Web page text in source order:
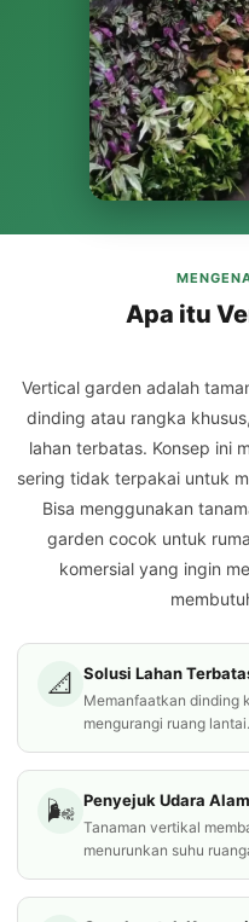
Apa itu
Vertical garden adalah
dinding atau rangka
lahan terbatas. Konsep ini
sering tidak terpakai untuk
Bisa menggunakan
garden cocok untuk
komersial yang ingin
📐 Solusi Lahan
Memanfaatkan dinding
mengurangi ruang lantai.
🌬️ Penyejuk Udara
Tanaman vertikal
menurunkan suhu